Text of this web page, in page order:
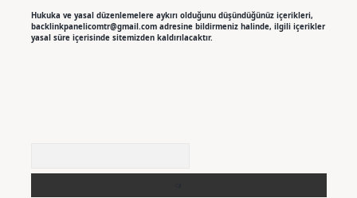
Hukuka ve yasal düzenlemelere aykırı olduğunu düşündüğünüz içerikleri,
backlinkpanelicomtr@gmail.comadresine bildirmeniz halinde, ilgili içerikler
yasal süre içerisinde sitemizden kaldırılacaktır.